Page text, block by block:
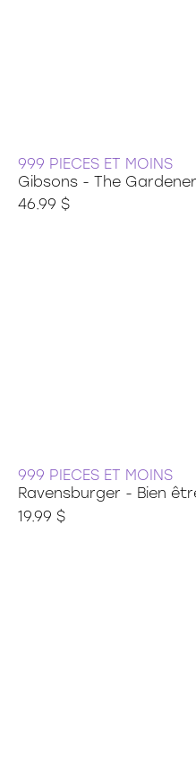
999 PIECES ET MOINS
Gibsons - The
46.99 $
999 PIECES ET MOINS
Ravensburger - Bien
19.99 $